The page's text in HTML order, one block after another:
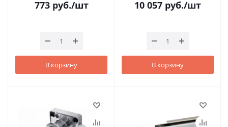
773руб./шт
В корзину
10 057 руб./шт
В корзину